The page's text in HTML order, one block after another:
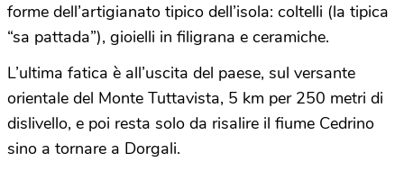
forme dell’artigianato tipico dell’isola: coltelli (la tipica
“sa pattada”), gioielli in filigrana e ceramiche.
L’ultima fatica è all’uscita del paese, sul versante
orientale del Monte Tuttavista, 5 km per 250 metri di
dislivello, e poi resta solo da risalire il fiume Cedrino
sino a tornare a Dorgali.